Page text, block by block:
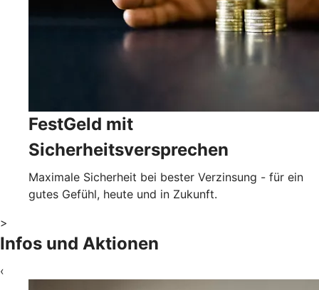
FestGeld mit
Sicherheitsversprechen
Maximale Sicherheit bei bester Verzinsung - für ein
gutes Gefühl, heute und in Zukunft.
>
Infos und Aktionen
‹